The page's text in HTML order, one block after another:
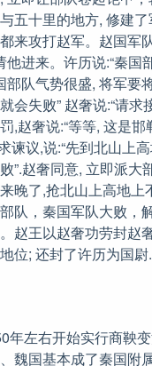
五十里的地方, 修建
来攻打赵军。赵国军
他进来。许历说:“秦国
部队气势很盛, 将军要
会失败” 赵奢说:“请求
,赵奢说:“等等, 这是
谏议,说:“先到北山上
”.赵奢同意, 立即派大
晚了,抢北山上高地上
队，秦国军队大败，
赵王以赵奢功劳封赵
位; 还封了许历为国尉.
年左右开始实行商鞅
魏国基本成了秦国附